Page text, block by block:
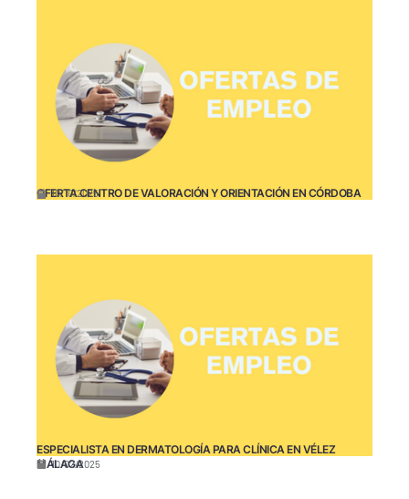
OFERTA CENTRO DE VALORACIÓN Y ORIENTACIÓN EN CÓRDOBA
10/10/2025
ESPECIALISTA EN DERMATOLOGÍA PARA CLÍNICA EN VÉLEZ
MÁLAGA
10/02/2025